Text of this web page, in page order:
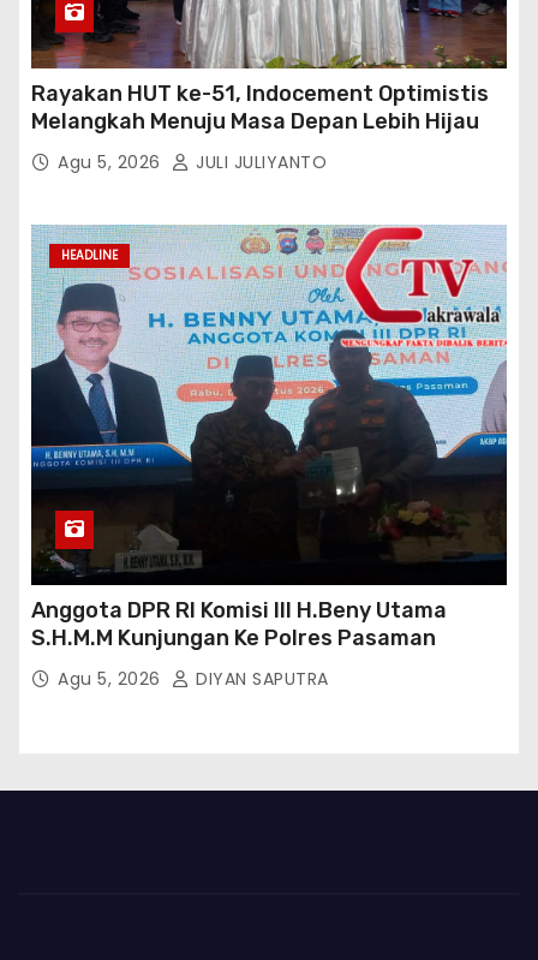
Rayakan HUT ke-51, Indocement Optimistis
Melangkah Menuju Masa Depan Lebih Hijau
Agu 5, 2026 JULI JULIYANTO
HEADLINE
Anggota DPR RI Komisi III H.Beny Utama
S.H.M.M Kunjungan Ke Polres Pasaman
Agu 5, 2026 DIYAN SAPUTRA